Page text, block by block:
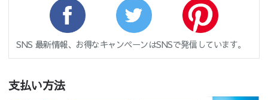
SNS 最新情報、お得なキャンペーンはSNSで発信しています。
支払い方法